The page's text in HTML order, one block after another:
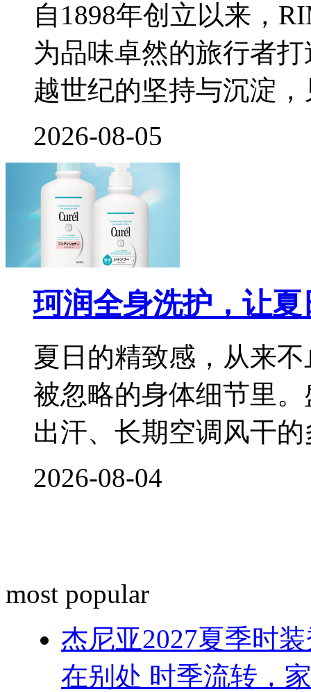
自1898年创立以来，
为品味卓然的旅行者
越世纪的坚持与沉淀
2026-08-05
珂润全身洗护，让
夏日的精致感，从来
被忽略的身体细节里
出汗、长期空调风干
2026-08-04
most popular
杰尼亚2027夏季时
在别处 时季流转，